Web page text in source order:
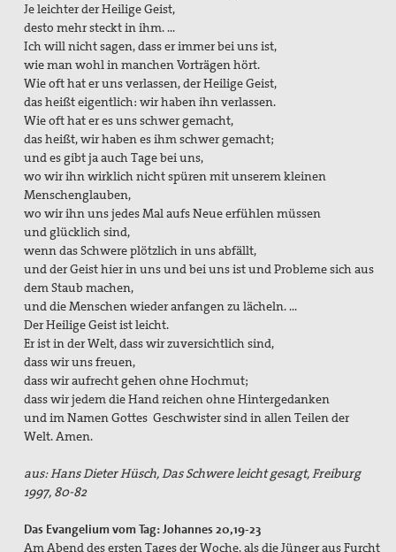
Je leichter der Heilige Geist,
desto mehr steckt in ihm. …
Ich will nicht sagen, dass er immer bei uns ist,
wie man wohl in manchen Vorträgen hört.
Wie oft hat er uns verlassen, der Heilige Geist,
das heißt eigentlich: wir haben ihn verlassen.
Wie oft hat er es uns schwer gemacht,
das heißt, wir haben es ihm schwer gemacht;
und es gibt ja auch Tage bei uns,
wo wir ihn wirklich nicht spüren mit unserem kleinen
Menschenglauben,
wo wir ihn uns jedes Mal aufs Neue erfühlen müssen
und glücklich sind,
wenn das Schwere plötzlich in uns abfällt,
und der Geist hier in uns und bei uns ist und Probleme sich aus
dem Staub machen,
und die Menschen wieder anfangen zu lächeln. …
Der Heilige Geist ist leicht.
Er ist in der Welt, dass wir zuversichtlich sind,
dass wir uns freuen,
dass wir aufrecht gehen ohne Hochmut;
dass wir jedem die Hand reichen ohne Hintergedanken
und im Namen Gottes Geschwister sind in allen Teilen der
Welt. Amen.
aus: Hans Dieter Hüsch, Das Schwere leicht gesagt, Freiburg
1997, 80-82
Das Evangelium vom Tag: Johannes 20,19-23
Am Abend des ersten Tages der Woche, als die Jünger aus Furcht